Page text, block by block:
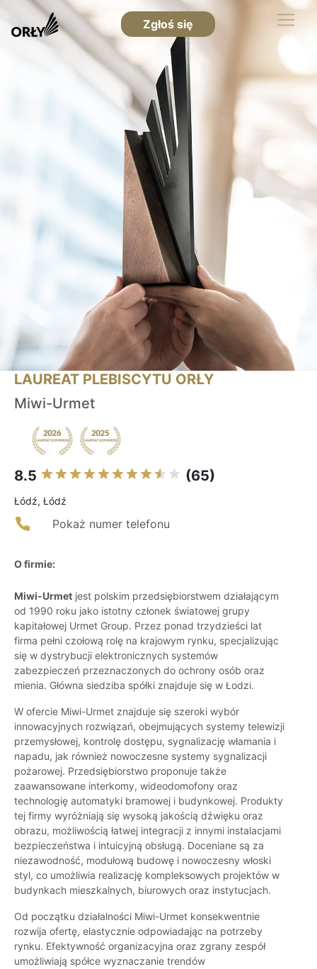
Zgłoś się
LAUREAT PLEBISCYTU ORŁY
Miwi-Urmet
8.5 (65)
Łódź, Łódź
Pokaż numer telefonu
O firmie:
Miwi-Urmet jest polskim przedsiębiorstwem działającym
od 1990 roku jako istotny członek światowej grupy
kapitałowej Urmet Group. Przez ponad trzydzieści lat
firma pełni czołową rolę na krajowym rynku, specjalizując
się w dystrybucji elektronicznych systemów
zabezpieczeń przeznaczonych do ochrony osób oraz
mienia. Główna siedziba spółki znajduje się w Łodzi.
W ofercie Miwi-Urmet znajduje się szeroki wybór
innowacyjnych rozwiązań, obejmujących systemy telewizji
przemysłowej, kontrolę dostępu, sygnalizację włamania i
napadu, jak również nowoczesne systemy sygnalizacji
pożarowej. Przedsiębiorstwo proponuje także
zaawansowane interkomy, wideodomofony oraz
technologię automatyki bramowej i budynkowej. Produkty
tej firmy wyróżniają się wysoką jakością dźwięku oraz
obrazu, możliwością łatwej integracji z innymi instalacjami
bezpieczeństwa i intuicyjną obsługą. Doceniane są za
niezawodność, modułową budowę i nowoczesny włoski
styl, co umożliwia realizację kompleksowych projektów w
budynkach mieszkalnych, biurowych oraz instytucjach.
Od początku działalności Miwi-Urmet konsekwentnie
rozwija ofertę, elastycznie odpowiadając na potrzeby
rynku. Efektywność organizacyjna oraz zgrany zespół
umożliwiają spółce wyznaczanie trendów